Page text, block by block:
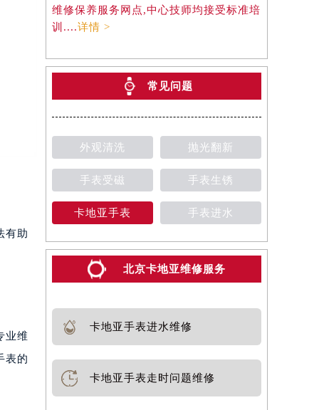
有助
业维
表的
维修保养服务网点,中心技师均接受标准培
训....详情 >
常见问题
外观清洗 抛光翻新
手表受磁 手表生锈
卡地亚手表 手表进水
北京卡地亚维修服务
卡地亚手表进水维修
卡地亚手表走时问题维修